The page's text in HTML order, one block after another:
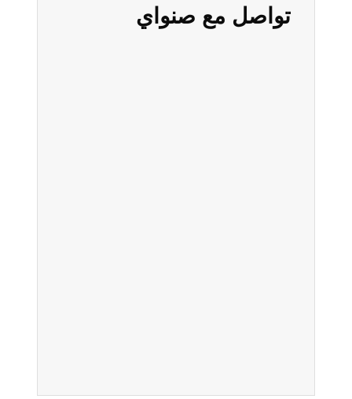
تواصل مع صنواي